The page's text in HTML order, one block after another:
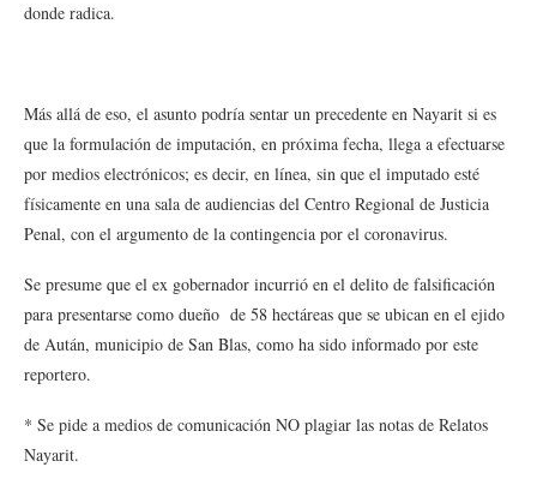
donde radica.
Más allá de eso, el asunto podría sentar un precedente en Nayarit si es
que la formulación de imputación, en próxima fecha, llega a efectuarse
por medios electrónicos; es decir, en línea, sin que el imputado esté
físicamente en una sala de audiencias del Centro Regional de Justicia
Penal, con el argumento de la contingencia por el coronavirus.
Se presume que el ex gobernador incurrió en el delito de falsificación
para presentarse como dueño de 58 hectáreas que se ubican en el ejido
de Aután, municipio de San Blas, como ha sido informado por este
reportero.
* Se pide a medios de comunicación NO plagiar las notas de Relatos
Nayarit.